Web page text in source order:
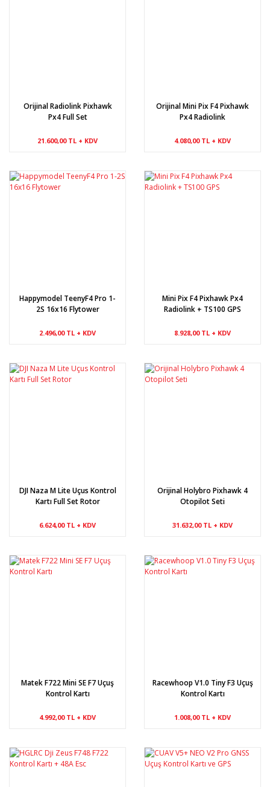
Orijinal Radiolink Pixhawk
Px4 Full Set
21.600,00 TL + KDV
Orijinal Mini Pix F4 Pixhawk
Px4 Radiolink
4.080,00 TL + KDV
Happymodel TeenyF4 Pro 1-
2S 16x16 Flytower
2.496,00 TL + KDV
Mini Pix F4 Pixhawk Px4
Radiolink + TS100 GPS
8.928,00 TL + KDV
DJI Naza M Lite Uçus Kontrol
Kartı Full Set Rotor
6.624,00 TL + KDV
Orijinal Holybro Pixhawk 4
Otopilot Seti
31.632,00 TL + KDV
Matek F722 Mini SE F7 Uçuş
Kontrol Kartı
4.992,00 TL + KDV
Racewhoop V1.0 Tiny F3 Uçuş
Kontrol Kartı
1.008,00 TL + KDV